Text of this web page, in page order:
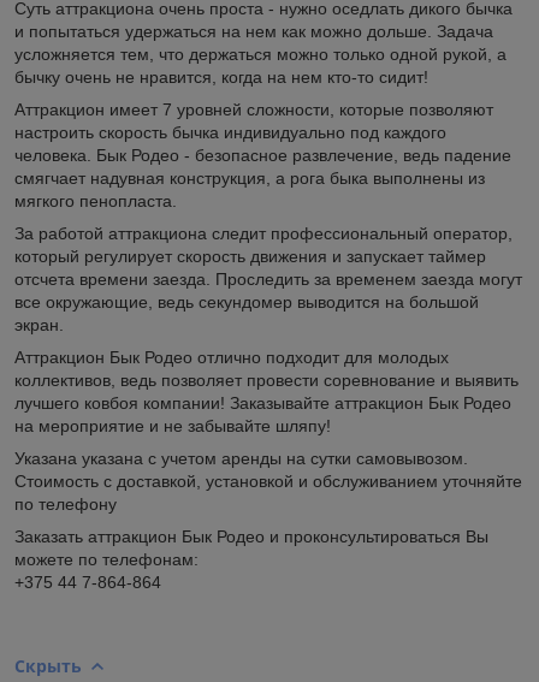
Суть аттракциона очень проста - нужно оседлать дикого бычка
и попытаться удержаться на нем как можно дольше. Задача
усложняется тем, что держаться можно только одной рукой, а
бычку очень не нравится, когда на нем кто-то сидит!
Аттракцион имеет 7 уровней сложности, которые позволяют
настроить скорость бычка индивидуально под каждого
человека. Бык Родео - безопасное развлечение, ведь падение
смягчает надувная конструкция, а рога быка выполнены из
мягкого пенопласта.
За работой аттракциона следит профессиональный оператор,
который регулирует скорость движения и запускает таймер
отсчета времени заезда. Проследить за временем заезда могут
все окружающие, ведь секундомер выводится на большой
экран.
Аттракцион Бык Родео отлично подходит для молодых
коллективов, ведь позволяет провести соревнование и выявить
лучшего ковбоя компании! Заказывайте аттракцион Бык Родео
на мероприятие и не забывайте шляпу!
Указана указана с учетом аренды на сутки самовывозом.
Стоимость с доставкой, установкой и обслуживанием уточняйте
по телефону
Заказать аттракцион Бык Родео и проконсультироваться Вы
можете по телефонам:
+375 44 7-864-864
Скрыть